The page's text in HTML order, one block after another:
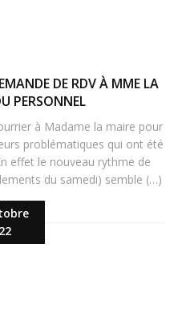
DE RDV À MME LA
PERSONNEL
à Madame la maire pour
problématiques qui ont été
effet le nouveau rythme de
du samedi) semble (…)